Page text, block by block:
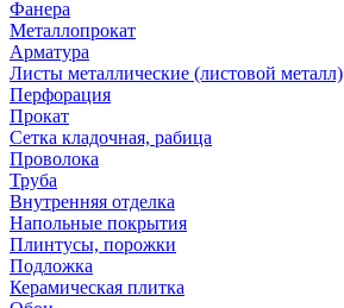
Фанера
Металлопрокат
Арматура
Листы металлические (листовой металл)
Перфорация
Прокат
Сетка кладочная, рабица
Проволока
Труба
Внутренняя отделка
Напольные покрытия
Плинтусы, порожки
Подложка
Керамическая плитка